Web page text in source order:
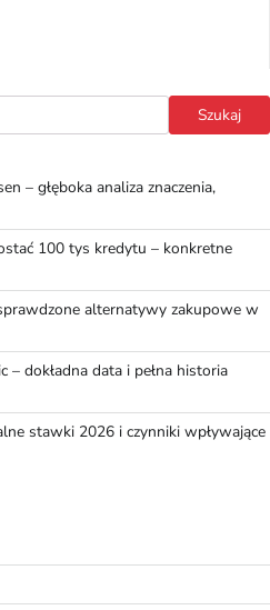
Szukaj
– głęboka analiza znaczenia,
100 tys kredytu – konkretne
alternatywy zakupowe w
– dokładna data i pełna historia
stawki 2026 i czynniki wpływające